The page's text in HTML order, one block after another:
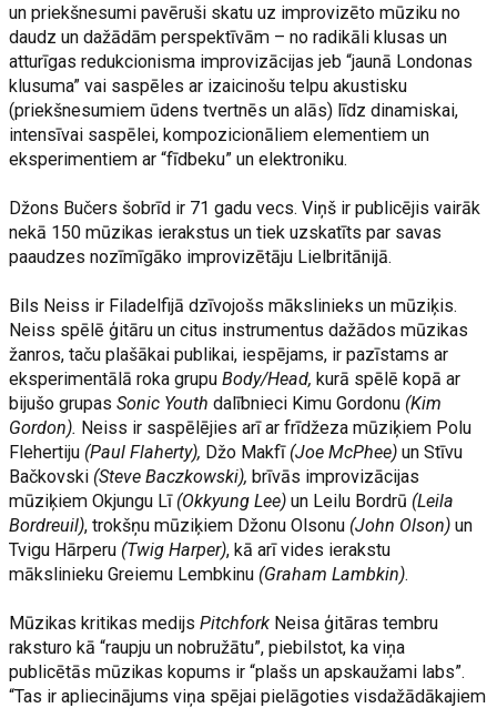
un priekšnesumi pavēruši skatu uz improvizēto mūziku no
daudz un dažādām perspektīvām – no radikāli klusas un
atturīgas redukcionisma improvizācijas jeb “jaunā Londonas
klusuma” vai saspēles ar izaicinošu telpu akustisku
(priekšnesumiem ūdens tvertnēs un alās) līdz dinamiskai,
intensīvai saspēlei, kompozicionāliem elementiem un
eksperimentiem ar “fīdbeku” un elektroniku.
Džons Bučers šobrīd ir 71 gadu vecs. Viņš ir publicējis vairāk
nekā 150 mūzikas ierakstus un tiek uzskatīts par savas
paaudzes nozīmīgāko improvizētāju Lielbritānijā.
Bils Neiss ir Filadelfijā dzīvojošs mākslinieks un mūziķis.
Neiss spēlē ģitāru un citus instrumentus dažādos mūzikas
žanros, taču plašākai publikai, iespējams, ir pazīstams ar
eksperimentālā roka grupuBody/Head, kurā spēlē kopā ar
bijušo grupasSonic Youthdalībnieci Kimu Gordonu (Kim
Gordon). Neiss ir saspēlējies arī ar frīdžeza mūziķiem Polu
Flehertiju (Paul Flaherty), Džo Makfī(Joe McPhee)un Stīvu
Bačkovski (Steve Baczkowski), brīvās improvizācijas
mūziķiem Okjungu Lī (Okkyung Lee)un Leilu Bordrū (Leila
Bordreuil), trokšņu mūziķiem Džonu Olsonu (John Olson) un
Tvigu Hārperu (Twig Harper), kā arī vides ierakstu
mākslinieku Greiemu Lembkinu (Graham Lambkin).
Mūzikas kritikas medijsPitchfork Neisa ģitāras tembru
raksturo kā “raupju un nobružātu”, piebilstot, ka viņa
publicētās mūzikas kopums ir “plašs un apskaužami labs”.
“Tas ir apliecinājums viņa spējai pielāgoties visdažādākajiem